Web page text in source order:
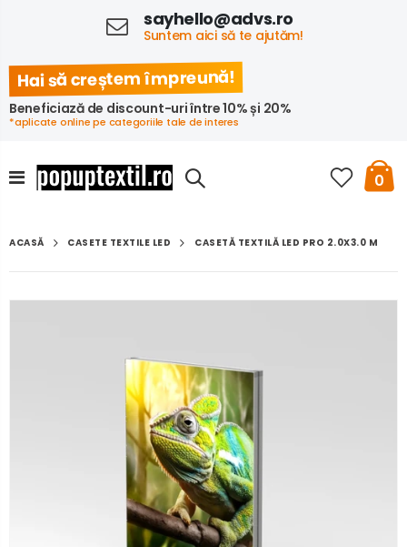
sayhello@advs.ro
Suntem aici să te ajutăm!
Hai să creștem împreună!
Beneficiază de discount-uri între 10% și 20%
*aplicate online pe categoriile tale de interes
0
ACASĂ CASETE TEXTILE LED CASETĂ TEXTILĂ LED PRO 2.0X3.0 M